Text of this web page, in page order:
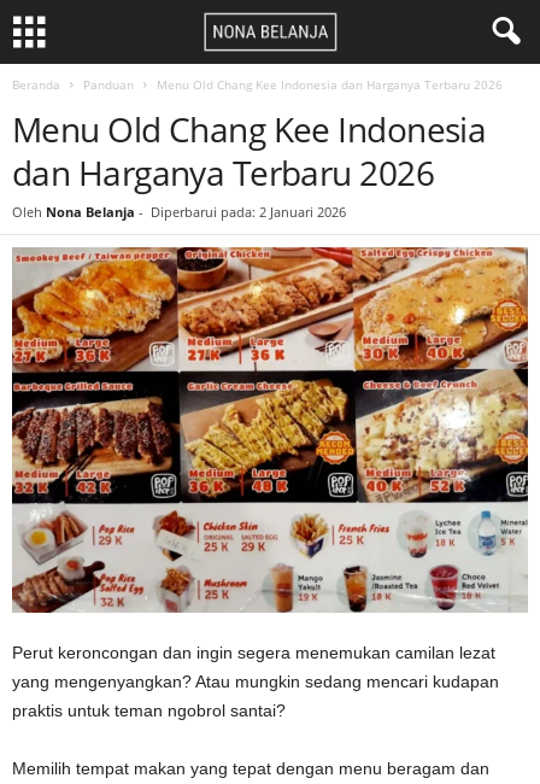
Beranda Panduan Menu Old Chang Kee Indonesia dan Harganya Terbaru 2026
Menu Old Chang Kee Indonesia
dan Harganya Terbaru 2026
Oleh Nona Belanja - Diperbarui pada: 2 Januari 2026
Perut keroncongan dan ingin segera menemukan camilan lezat
yang mengenyangkan? Atau mungkin sedang mencari kudapan
praktis untuk teman ngobrol santai?
Memilih tempat makan yang tepat dengan menu beragam dan